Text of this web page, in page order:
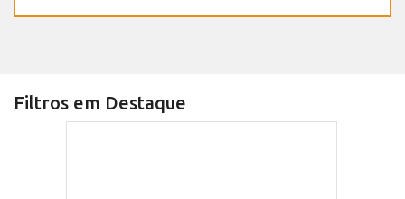
Filtros em Destaque